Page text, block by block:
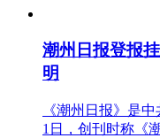
潮州日报登报
明
《潮州日报》是
1日，创刊时称《